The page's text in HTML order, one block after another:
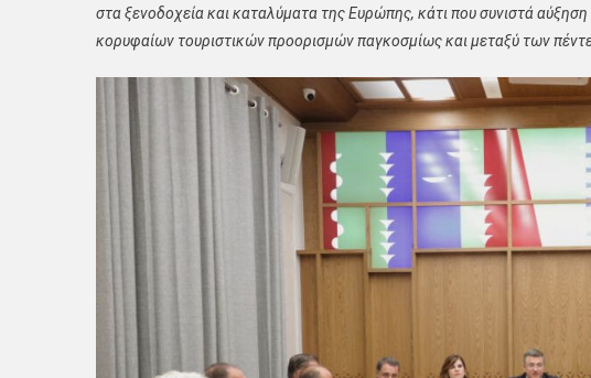
στα ξενοδοχεία και καταλύματα της Ευρώπης, κάτι που συνιστά
κορυφαίων τουριστικών προορισμών παγκοσμίως και μεταξύ των